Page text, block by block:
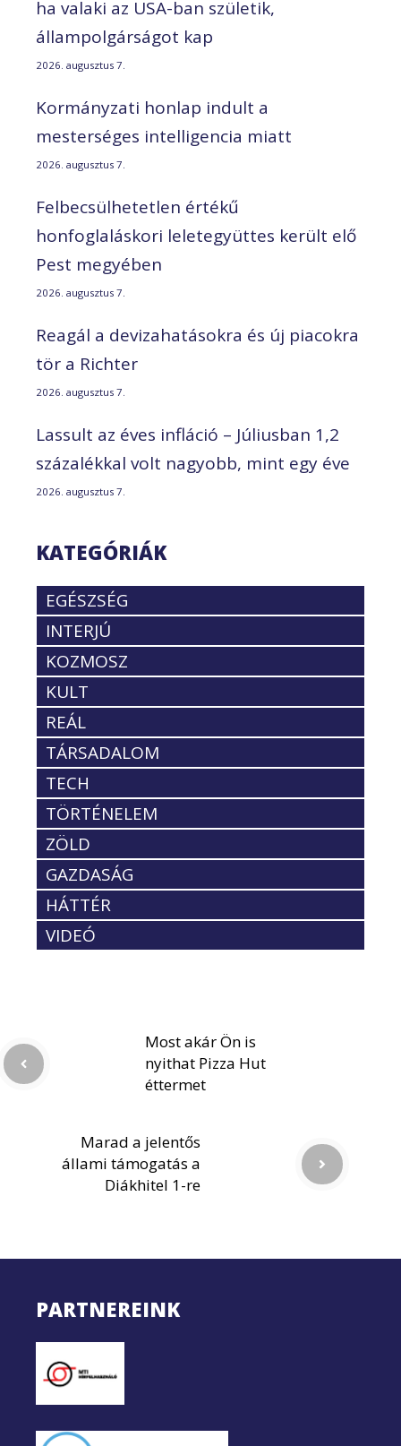
ha valaki az USA-ban születik,
állampolgárságot kap
2026. augusztus 7.
Kormányzati honlap indult a
mesterséges intelligencia miatt
2026. augusztus 7.
Felbecsülhetetlen értékű
honfoglaláskori leletegyüttes került elő
Pest megyében
2026. augusztus 7.
Reagál a devizahatásokra és új piacokra
tör a Richter
2026. augusztus 7.
Lassult az éves infláció – Júliusban 1,2
százalékkal volt nagyobb, mint egy éve
2026. augusztus 7.
KATEGÓRIÁK
EGÉSZSÉG
INTERJÚ
KOZMOSZ
KULT
REÁL
TÁRSADALOM
TECH
TÖRTÉNELEM
ZÖLD
GAZDASÁG
HÁTTÉR
VIDEÓ
Most akár Ön is
nyithat Pizza Hut
éttermet
Marad a jelentős
állami támogatás a
Diákhitel 1-re
PARTNEREINK